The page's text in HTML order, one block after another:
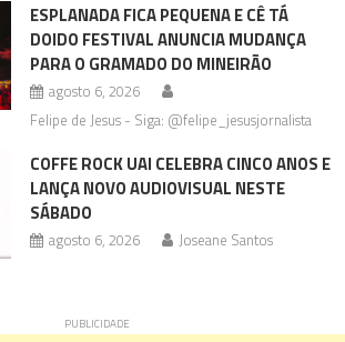
ESPLANADA FICA PEQUENA E CÊ TÁ
DOIDO FESTIVAL ANUNCIA MUDANÇA
PARA O GRAMADO DO MINEIRÃO
agosto 6, 2026
Felipe de Jesus - Siga: @felipe_jesusjornalista
COFFE ROCK UAI CELEBRA CINCO ANOS E
LANÇA NOVO AUDIOVISUAL NESTE
SÁBADO
agosto 6, 2026 Joseane Santos